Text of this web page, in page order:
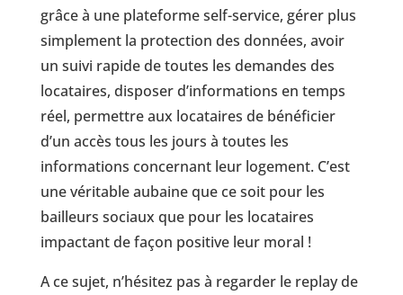
grâce à une plateforme self-service, gérer plus
simplement la protection des données, avoir
un suivi rapide de toutes les demandes des
locataires, disposer d’informations en temps
réel, permettre aux locataires de bénéficier
d’un accès tous les jours à toutes les
informations concernant leur logement. C’est
une véritable aubaine que ce soit pour les
bailleurs sociaux que pour les locataires
impactant de façon positive leur moral !
A ce sujet, n’hésitez pas à regarder le replay de